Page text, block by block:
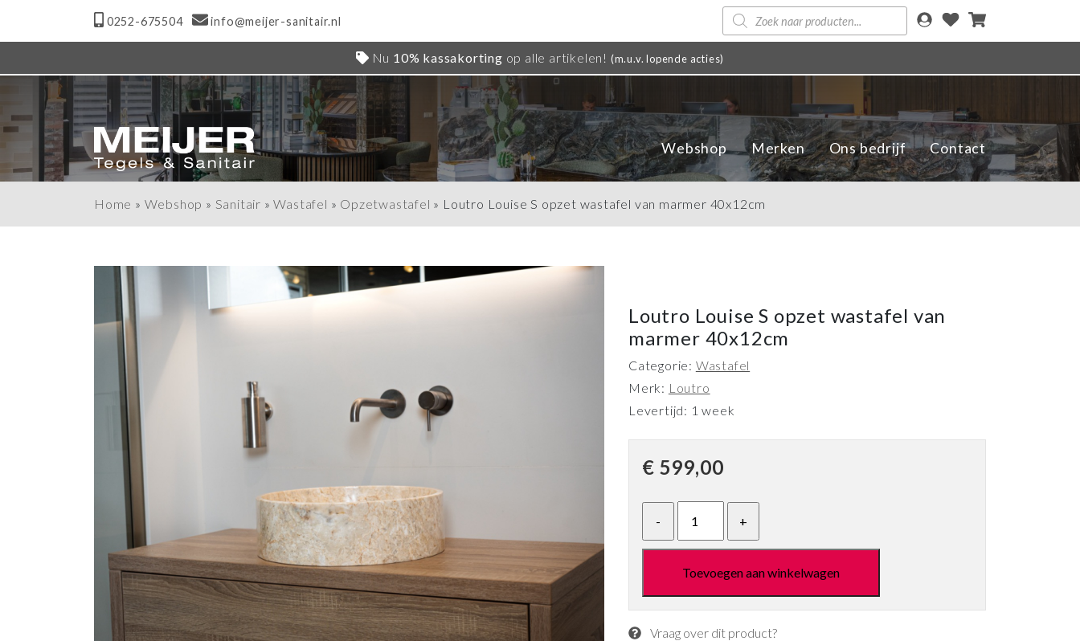
0252-675504 info@meijer-sanitair.nl
Producten
zoeken
Nu 10% kassakorting op alle artikelen! (m.u.v. lopende acties)
Webshop Merken Ons bedrijf Contact
Home » Webshop » Sanitair »Wastafel » Opzetwastafel » Loutro Louise S opzet wastafel van marmer 40x12cm
Loutro Louise S opzet wastafel van
marmer 40x12cm
Categorie: Wastafel
Merk: Loutro
Levertijd: 1 week
€ 599,00
Toevoegen aan winkelwagen
Vraag over dit product?